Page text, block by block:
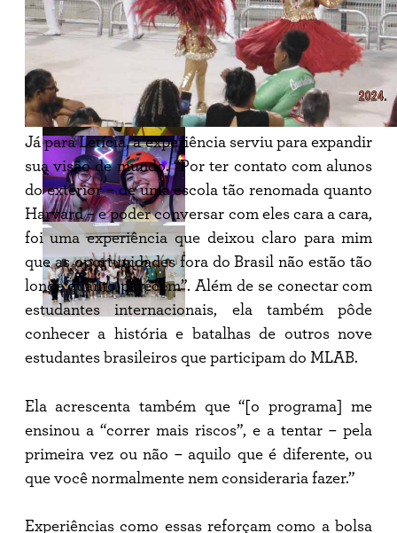
Já para Letícia, a experiência serviu para expandir
sua visão de mundo. “Por ter contato com alunos
do exterior – de uma escola tão renomada quanto
Harvard – e poder conversar com eles cara a cara,
foi uma experiência que deixou claro para mim
que as oportunidades fora do Brasil não estão tão
longe quanto parecem”. Além de se conectar com
estudantes internacionais, ela também pôde
conhecer a história e batalhas de outros nove
estudantes brasileiros que participam do MLAB.
Ela acrescenta também que “[o programa] me
ensinou a “correr mais riscos”, e a tentar – pela
primeira vez ou não – aquilo que é diferente, ou
que você normalmente nem consideraria fazer.”
Experiências como essas reforçam como a bolsa